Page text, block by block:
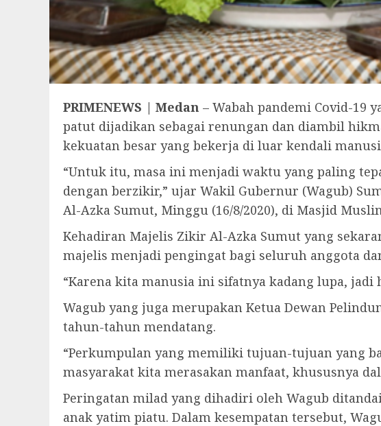
PRIMENEWS | Medan – Wabah pandemi Covid-19
patut dijadikan sebagai renungan dan diambil
kekuatan besar yang bekerja di luar kendali
“Untuk itu, masa ini menjadi waktu yang paling
dengan berzikir,” ujar Wakil Gubernur (Wagub)
Al-Azka Sumut, Minggu (16/8/2020), di Masjid
Kehadiran Majelis Zikir Al-Azka Sumut yang
majelis menjadi pengingat bagi seluruh anggota
“Karena kita manusia ini sifatnya kadang lupa,
Wagub yang juga merupakan Ketua Dewan
tahun-tahun mendatang.
“Perkumpulan yang memiliki tujuan-tujuan yang
masyarakat kita merasakan manfaat, khususnya
Peringatan milad yang dihadiri oleh Wagub
anak yatim piatu. Dalam kesempatan tersebut,